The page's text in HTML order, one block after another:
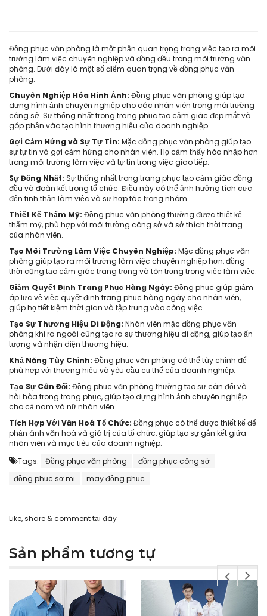
Đồng phục văn phòng là một phần quan trọng trong việc tạo ra môi
trường làm việc chuyên nghiệp và đồng đều trong môi trường văn
phòng. Dưới đây là một số điểm quan trọng về đồng phục văn
phòng:
Chuyên Nghiệp Hóa Hình Ảnh: Đồng phục văn phòng giúp tạo
dựng hình ảnh chuyên nghiệp cho các nhân viên trong môi trường
công sở. Sự thống nhất trong trang phục tạo cảm giác đẹp mắt và
góp phần vào tạo hình thương hiệu của doanh nghiệp.
Gợi Cảm Hứng và Sự Tự Tin: Mặc đồng phục văn phòng giúp tạo
sự tự tin và gợi cảm hứng cho nhân viên. Họ cảm thấy hòa nhập hơn
trong môi trường làm việc và tự tin trong việc giao tiếp.
Sự Đồng Nhất: Sự thống nhất trong trang phục tạo cảm giác đồng
đều và đoàn kết trong tổ chức. Điều này có thể ảnh hưởng tích cực
đến tinh thần làm việc và sự hợp tác trong nhóm.
Thiết Kế Thẩm Mỹ: Đồng phục văn phòng thường được thiết kế
thẩm mỹ, phù hợp với môi trường công sở và sở thích thời trang
của nhân viên.
Tạo Môi Trường Làm Việc Chuyên Nghiệp: Mặc đồng phục văn
phòng giúp tạo ra môi trường làm việc chuyên nghiệp hơn, đồng
thời cũng tạo cảm giác trang trọng và tôn trọng trong việc làm việc.
Giảm Quyết Định Trang Phục Hàng Ngày: Đồng phục giúp giảm
áp lực về việc quyết định trang phục hàng ngày cho nhân viên,
giúp họ tiết kiệm thời gian và tập trung vào công việc.
Tạo Sự Thương Hiệu Di Động: Nhân viên mặc đồng phục văn
phòng khi ra ngoài cũng tạo ra sự thương hiệu di động, giúp tạo ấn
tượng và nhận diện thương hiệu.
Khả Năng Tùy Chỉnh: Đồng phục văn phòng có thể tùy chỉnh để
phù hợp với thương hiệu và yêu cầu cụ thể của doanh nghiệp.
Tạo Sự Cân Đối: Đồng phục văn phòng thường tạo sự cân đối và
hài hòa trong trang phục, giúp tạo dựng hình ảnh chuyên nghiệp
cho cả nam và nữ nhân viên.
Tích Hợp Với Văn Hoá Tổ Chức: Đồng phục có thể được thiết kế để
phản ánh văn hoá và giá trị của tổ chức, giúp tạo sự gắn kết giữa
nhân viên và mục tiêu của doanh nghiệp.
Tags:
Đồng phục văn phòng
đồng phục công sở
đồng phục sơ mi
may đồng phục
Like, share & comment tại đây
Sản phẩm tương tự